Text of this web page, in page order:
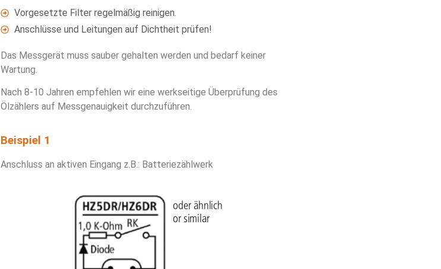
Vorgesetzte Filter regelmäßig reinigen.
Anschlüsse und Leitungen auf Dichtheit prüfen!
Das Messgerät muss sauber gehalten werden und bedarf keiner
Wartung.
Nach 8-10 Jahren empfehlen wir eine werkseitige Überprüfung des
Ölzählers auf Messgenauigkeit durchzuführen.
Beispiel 1
Anschluss an aktiven Eingang z.B.: Batteriezählwerk